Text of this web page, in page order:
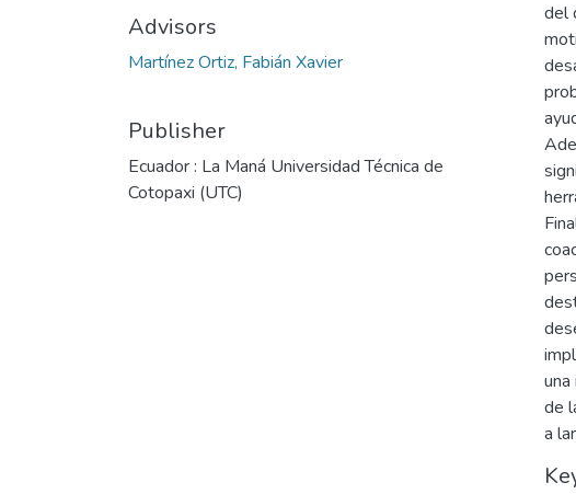
Advisors
Martínez Ortiz, Fabián Xavier
Publisher
Ecuador : La Maná Universidad Técnica de
Cotopaxi (UTC)
del
de
a